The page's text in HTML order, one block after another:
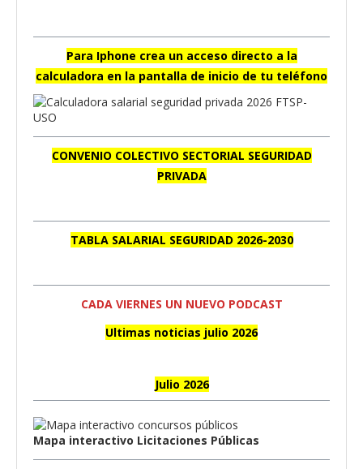
Para Iphone crea un acceso directo a la
calculadora en la pantalla de inicio de tu teléfono
CONVENIO COLECTIVO SECTORIAL SEGURIDAD
PRIVADA
TABLA SALARIAL SEGURIDAD 2026-2030
CADA VIERNES UN NUEVO PODCAST
Ultimas noticias julio 2026
Julio 2026
Mapa interactivo Licitaciones Públicas